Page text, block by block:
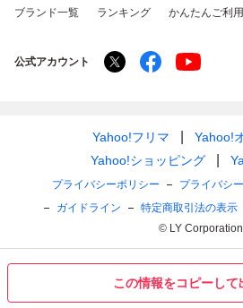
この情報をコピーして
ブランド一覧 ランキング かんたんご利
公式アカウント
Yahoo!フリマ
Yahoo!
Yahoo!ショッピング
プライバシーポリシー プライバシ
ガイドライン
特定商取引法の表示
© LY Corporation